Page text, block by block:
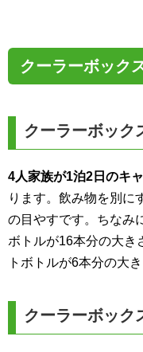
クーラーボック
クーラーボック
4人家族が1泊2日のキ
ります。飲み物を別に
の目やすです。ちなみ
ボトルが16本分の大き
トボトルが6本分の大き
クーラーボック